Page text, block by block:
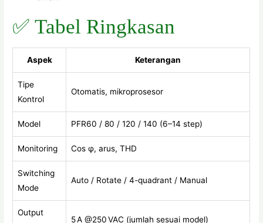
✅ Tabel Ringkasan
Aspek Keterangan
Tipe
Kontrol
Otomatis, mikroprosesor
Model PFR60 / 80 / 120 / 140 (6–14 step)
Monitoring Cos φ, arus, THD
Switching
Mode
Auto / Rotate / 4-quadrant / Manual
Output
5 A @250 VAC (jumlah sesuai model)